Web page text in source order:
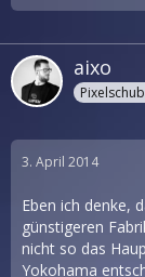
aixo
3. April 2014
Eben ich denke,
günstigeren
nicht so das
Yokohama